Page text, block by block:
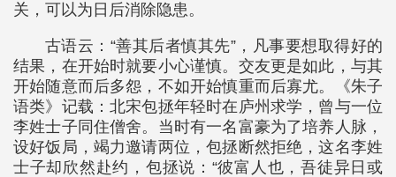
关，可以为日后消除隐患。
古语云：“善其后者慎其先”，凡事要想取得好的
结果，在开始时就要小心谨慎。交友更是如此，与其
开始随意而后多怨，不如开始慎重而后寡尤。《朱子
语类》记载：北宋包拯年轻时在庐州求学，曾与一位
李姓士子同住僧舍。当时有一名富豪为了培养人脉，
设好饭局，竭力邀请两位，包拯断然拒绝，这名李姓
士子却欣然赴约，包拯说：“彼富人也，吾徒异日或